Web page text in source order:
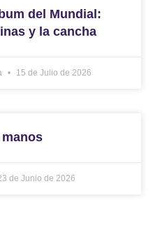
del Mundial:
y la cancha
15 de Julio de 2026
de Junio de 2026